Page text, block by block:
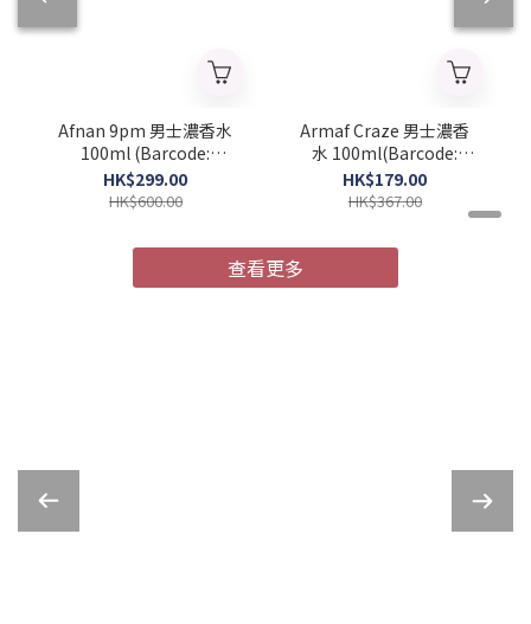
Afnan 9pm 男士濃香水
100ml (Barcode:
6290171002338)
HK$299.00
HK$600.00
Armaf Craze 男士濃香
水 100ml(Barcode:
6085010093987)
HK$179.00
HK$367.00
查看更多